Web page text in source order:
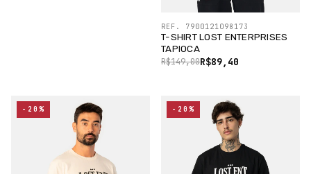
T-SHIRT LOST ENTERPRISES
TAPIOCA
R$89,40
R$149,00
REF. 7900121098173
-20% -20%